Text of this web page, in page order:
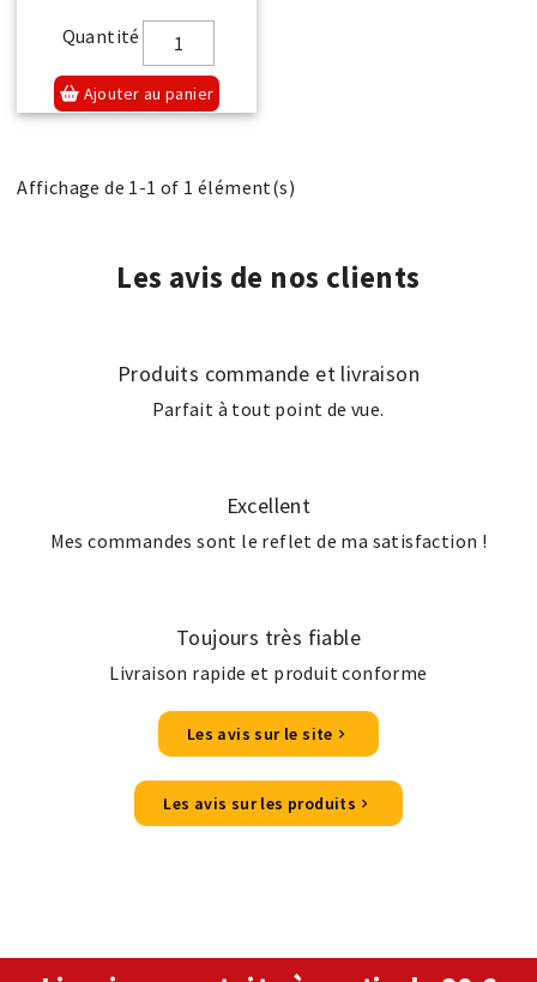
Quantité
Ajouter au panier
Affichage de 1-1 of 1 élément(s)
Les avis de nos clients
Produits commande et livraison
Parfait à tout point de vue.
Excellent
Mes commandes sont le reflet de ma satisfaction !
Toujours très fiable
Livraison rapide et produit conforme
Les avis sur le site
Les avis sur les produits